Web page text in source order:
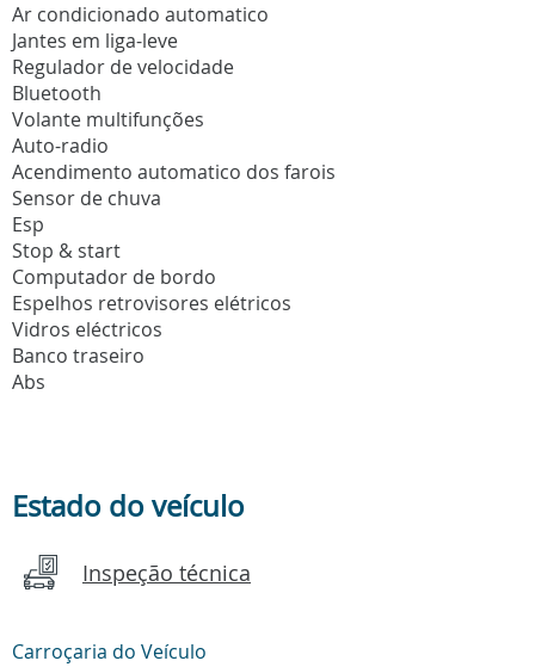
Ar condicionado automatico
Jantes em liga-leve
Regulador de velocidade
Bluetooth
Volante multifunções
Auto-radio
Acendimento automatico dos farois
Sensor de chuva
Esp
Stop & start
Computador de bordo
Espelhos retrovisores elétricos
Vidros eléctricos
Banco traseiro
Abs
Estado do veículo
Inspeção técnica
Carroçaria do Veículo